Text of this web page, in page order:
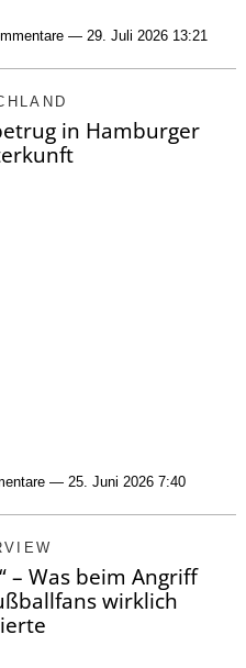
— 29. Juli 2026 13:21
in Hamburger
— 25. Juni 2026 7:40
– Was beim Angriff
wirklich